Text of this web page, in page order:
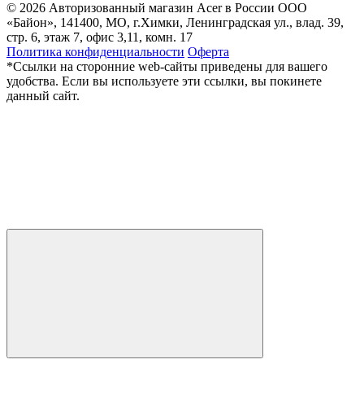
© 2026 Авторизованный магазин Acer в России ООО
«Байон», 141400, МО, г.Химки, Ленинградская ул., влад. 39,
стр. 6, этаж 7, офис 3,11, комн. 17
Политика конфиденциальности Оферта
*Ссылки на сторонние web-сайты приведены для вашего
удобства. Если вы используете эти ссылки, вы покинете
данный сайт.